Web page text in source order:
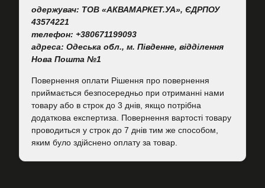
одержувач: ТОВ «АКВАМАРКЕТ.УА», ЄДРПОУ
43574221
телефон: +380671199093
адреса: Одеська обл., м. Південне, відділення
Нова Пошта №1
Повернення оплати Рішення про повернення
приймається безпосередньо при отриманні нами
товару або в строк до 3 днів, якщо потрібна
додаткова експертиза. Повернення вартості товару
проводиться у строк до 7 днів тим же способом,
яким було здійснено оплату за товар.